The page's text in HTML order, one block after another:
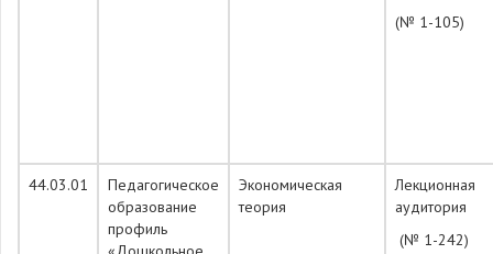
(№ 1-105)
44.03.01
Педагогическое
образование
профиль
Экономическая
теория
Лекционная
аудитория
(№ 1-242)